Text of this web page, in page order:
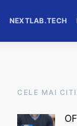
NEXTLAB.TECH
CELE MAI